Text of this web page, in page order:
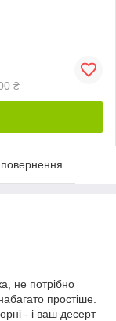
₴
не потрібно
простіше.
- і ваш десерт